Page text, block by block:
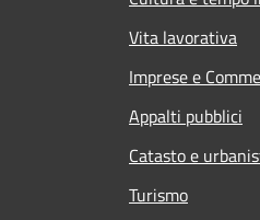
Vita lavorativa
Imprese e
Appalti pubblici
Catasto e
Turismo